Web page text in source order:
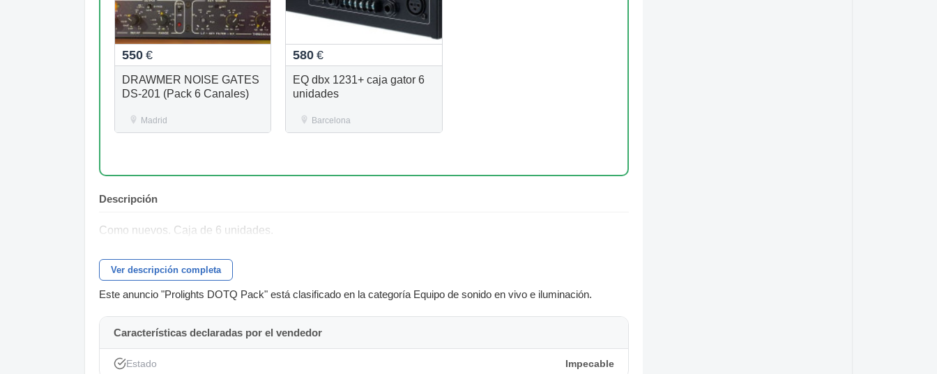
550 €
DRAWMER NOISE GATES
DS-201 (Pack 6 Canales)
Madrid
580 €
EQ dbx 1231+ caja gator 6
unidades
Barcelona
Descripción
Como nuevos. Caja de 6 unidades.
Ver descripción completa
Este anuncio "Prolights DOTQ Pack" está clasificado en la categoría Equipo de sonido en vivo e iluminación.
Características declaradas por el vendedor
Estado Impecable